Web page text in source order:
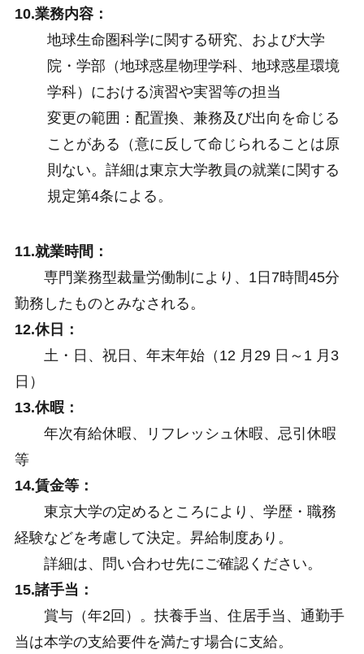
10.業務内容：
地球生命圏科学に関する研究、および大学
院・学部（地球惑星物理学科、地球惑星環境
学科）における演習や実習等の担当
変更の範囲：配置換、兼務及び出向を命じる
ことがある（意に反して命じられることは原
則ない。詳細は東京大学教員の就業に関する
規定第4条による。
11.就業時間：
専門業務型裁量労働制により、1日7時間45分
勤務したものとみなされる。
12.休日：
土・日、祝日、年末年始（12 月29 日～1 月3
日）
13.休暇：
年次有給休暇、リフレッシュ休暇、忌引休暇
等
14.賃金等：
東京大学の定めるところにより、学歴・職務
経験などを考慮して決定。昇給制度あり。
詳細は、問い合わせ先にご確認ください。
15.諸手当：
賞与（年2回）。扶養手当、住居手当、通勤手
当は本学の支給要件を満たす場合に支給。